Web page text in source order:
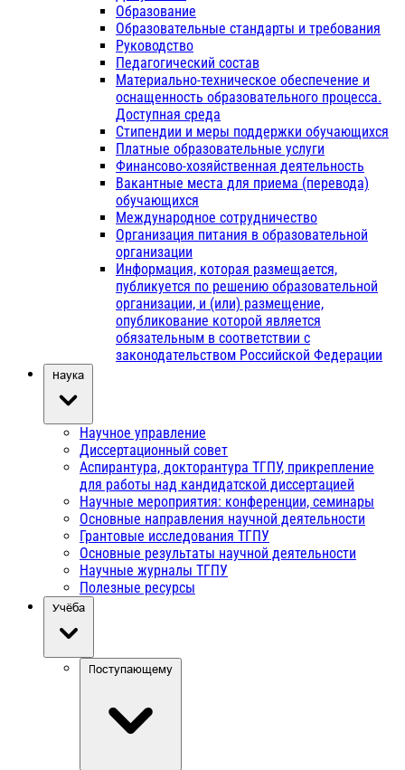
Образование
Образовательные стандарты и требования
Руководство
Педагогический состав
Материально-техническое обеспечение и
оснащенность образовательного процесса.
Доступная среда
Стипендии и меры поддержки обучающихся
Платные образовательные услуги
Финансово-хозяйственная деятельность
Вакантные места для приема (перевода)
обучающихся
Международное сотрудничество
Организация питания в образовательной
организации
Информация, которая размещается,
публикуется по решению образовательной
организации, и (или) размещение,
опубликование которой является
обязательным в соответствии с
законодательством Российской Федерации
Наука
Научное управление
Диссертационный совет
Аспирантура, докторантура ТГПУ, прикрепление
для работы над кандидатской диссертацией
Научные мероприятия: конференции, семинары
Основные направления научной деятельности
Грантовые исследования ТГПУ
Основные результаты научной деятельности
Научные журналы ТГПУ
Полезные ресурсы
Учёба
Поступающему